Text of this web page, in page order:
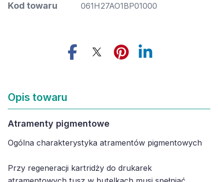
Kod towaru 061H27AO1BP01000
Opis towaru
Atramenty pigmentowe
Ogólna charakterystyka atramentów pigmentowych
Przy regeneracji kartridży do drukarek